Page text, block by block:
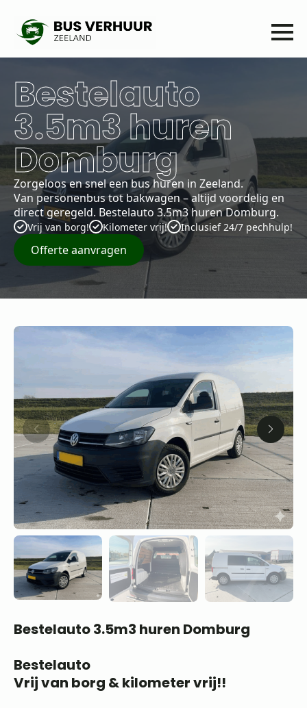
Bestelauto
3.5m3 huren
Domburg
Zorgeloos en snel een bus huren in Zeeland.
Van personenbus tot bakwagen – altijd voordelig en
direct geregeld. Bestelauto 3.5m3 huren Domburg.
Vrij van borg! Kilometer vrij! Inclusief 24/7 pechhulp!
Offerte aanvragen
Bestelauto 3.5m3 huren Domburg
Bestelauto
Vrij van borg & kilometer vrij!!